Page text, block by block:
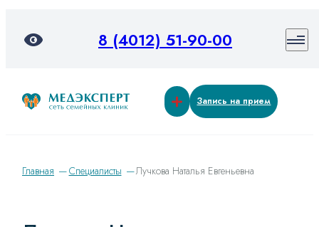
8 (4012) 51-90-00
Запись на прием
Главная Специалисты Лучкова Наталья Евгеньевна